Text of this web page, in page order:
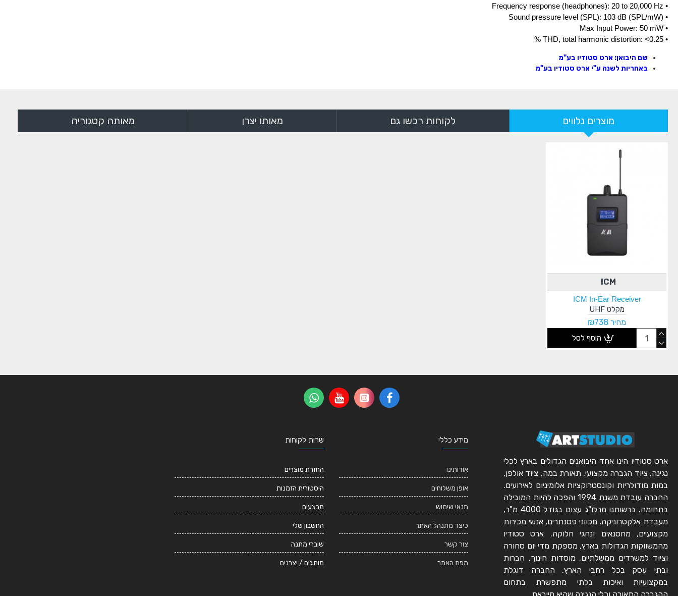
• Frequency response (headphones): 20 to 20,000 Hz
• Sound pressure level (SPL): 103 dB (SPL/mW)
• Max Input Power: 50 mW
• THD, total harmonic distortion: <0.25 %
שם היבואן: ארט סטודיו בע"מ
באחריות לשנה ע"י ארט סטודיו בע"מ
מוצרים נלווים לקוחות רכשו גם מאותו יצרן מאותה קטגוריה
ICM
ICM In-Ear Receiver
מקלט UHF
מחיר ₪738
הוסף לסל
ארט סטודיו הינו אחד היבואנים הגדולים בארץ לכלי
נגינה, ציוד הגברה מקצועי, תאורת במה, ציוד אולפן,
במות מודולריות וקונסטרוקציות אלומיניום לאירועים.
החברה עובדת משנת 1994 והפכה להיות המובילה
בתחומה. ברשותנו מרלו"ג עצום בגודל 4000 מ"ר,
מעבדת אלקטרוניקה, מכווני פסנתרים, אנשי מכירות
מקצועיים, מחסנאים ונהגי חלוקה. ארט סטודיו
מהמשווקות הגדולות בארץ, מספקת מדי יום סחורה
וציוד למשרדים ממשלתיים, מוסדות חינוך, חברות
ובתי עסק בכל רחבי הארץ. החברה דוגלת
במקצועיות ואיכות בלתי מתפשרת בתחום
מידע כללי
אודותינו
אופן משלוחים
תנאי שימוש
כיצד מתנהל האתר
צור קשר
מפת האתר
שרות לקוחות
החזרת מוצרים
היסטורית הזמנות
מבצעים
החשבון שלי
שוברי מתנה
מותגים / יצרנים